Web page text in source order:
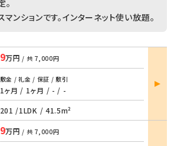
ンションです。インターネット使い放題。
9万円 / 共 7,000円
敷金 / 礼金 / 保証 / 敷引
1ヶ月 / 1ヶ月 / - / -
201 /1LDK / 41.5m²
部屋
詳細
9万円 / 共 7,000円